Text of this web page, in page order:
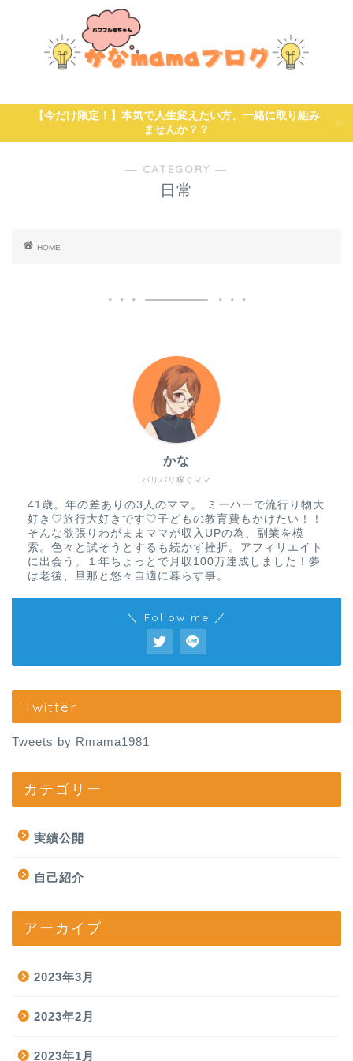
【今だけ限定！】本気で人生変えたい方、一緒に取り組み
ませんか？？
― CATEGORY ―
日常
HOME
バリバリ稼ぐママ
かな
41歳。年の差ありの3人のママ。 ミーハーで流行り物大
好き♡旅行大好きです♡子どもの教育費もかけたい！！
そんな欲張りわがままママが収入UPの為、副業を模
索。色々と試そうとするも続かず挫折。アフィリエイト
に出会う。１年ちょっとで月収100万達成しました！夢
は老後、旦那と悠々自適に暮らす事。
＼ Follow me ／
Twitter
Tweets by Rmama1981
カテゴリー
実績公開
自己紹介
アーカイブ
2023年3月
2023年2月
2023年1月